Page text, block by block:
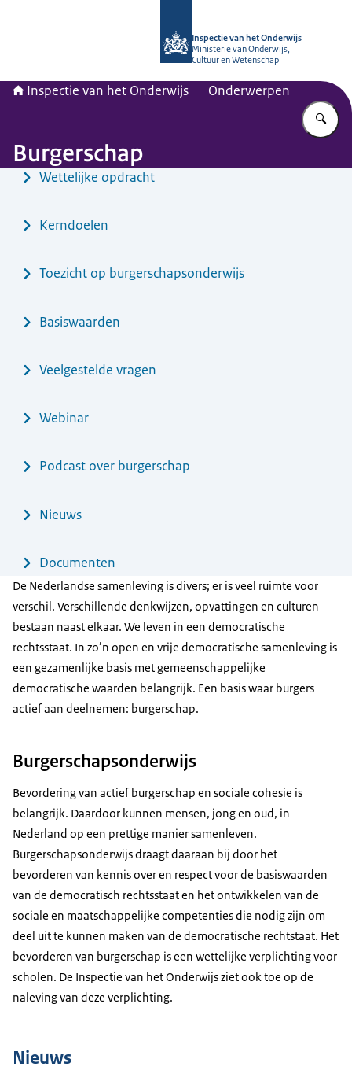
Inspectie van het Onderwijs
Ministerie van Onderwijs,
Cultuur en Wetenschap
Inspectie van het Onderwijs Onderwerpen
Burgerschap
MenuWettelijke opdracht
Kerndoelen
Toezicht op burgerschapsonderwijs
Basiswaarden
Veelgestelde vragen
Webinar
Podcast over burgerschap
Nieuws
Documenten
De Nederlandse samenleving is divers; er is veel ruimte voor
verschil. Verschillende denkwijzen, opvattingen en culturen
bestaan naast elkaar. We leven in een democratische
rechtsstaat. In zo’n open en vrije democratische samenleving is
een gezamenlijke basis met gemeenschappelijke
democratische waarden belangrijk. Een basis waar burgers
actief aan deelnemen: burgerschap.
Burgerschapsonderwijs
Bevordering van actief burgerschap en sociale cohesie is
belangrijk. Daardoor kunnen mensen, jong en oud, in
Nederland op een prettige manier samenleven.
Burgerschapsonderwijs draagt daaraan bij door het
bevorderen van kennis over en respect voor de basiswaarden
van de democratisch rechtsstaat en het ontwikkelen van de
sociale en maatschappelijke competenties die nodig zijn om
deel uit te kunnen maken van de democratische rechtstaat. Het
bevorderen van burgerschap is een wettelijke verplichting voor
scholen. De Inspectie van het Onderwijs ziet ook toe op de
naleving van deze verplichting.
Nieuws